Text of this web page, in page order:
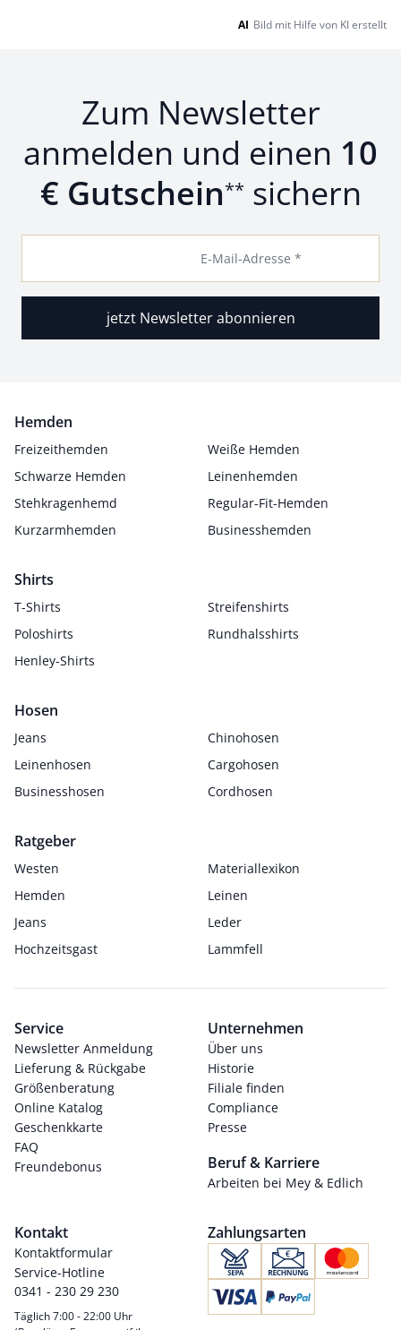
AI Bild mit Hilfe von KI erstellt
Zum Newsletter
anmelden und einen 10
€ Gutschein** sichern
E-Mail-Adresse *
jetzt Newsletter abonnieren
Hemden
Freizeithemden
Weiße Hemden
Schwarze Hemden
Leinenhemden
Stehkragenhemd
Regular-Fit-Hemden
Kurzarmhemden
Businesshemden
Shirts
T-Shirts
Streifenshirts
Poloshirts
Rundhalsshirts
Henley-Shirts
Hosen
Jeans
Chinohosen
Leinenhosen
Cargohosen
Businesshosen
Cordhosen
Ratgeber
Westen
Materiallexikon
Hemden
Leinen
Jeans
Leder
Hochzeitsgast
Lammfell
Service
Newsletter Anmeldung
Lieferung & Rückgabe
Größenberatung
Online Katalog
Geschenkkarte
FAQ
Freundebonus
Unternehmen
Über uns
Historie
Filiale finden
Compliance
Presse
Beruf & Karriere
Arbeiten bei Mey & Edlich
Kontakt
Kontaktformular
Service-Hotline
0341 - 230 29 230
Täglich 7:00 - 22:00 Uhr
Zahlungsarten